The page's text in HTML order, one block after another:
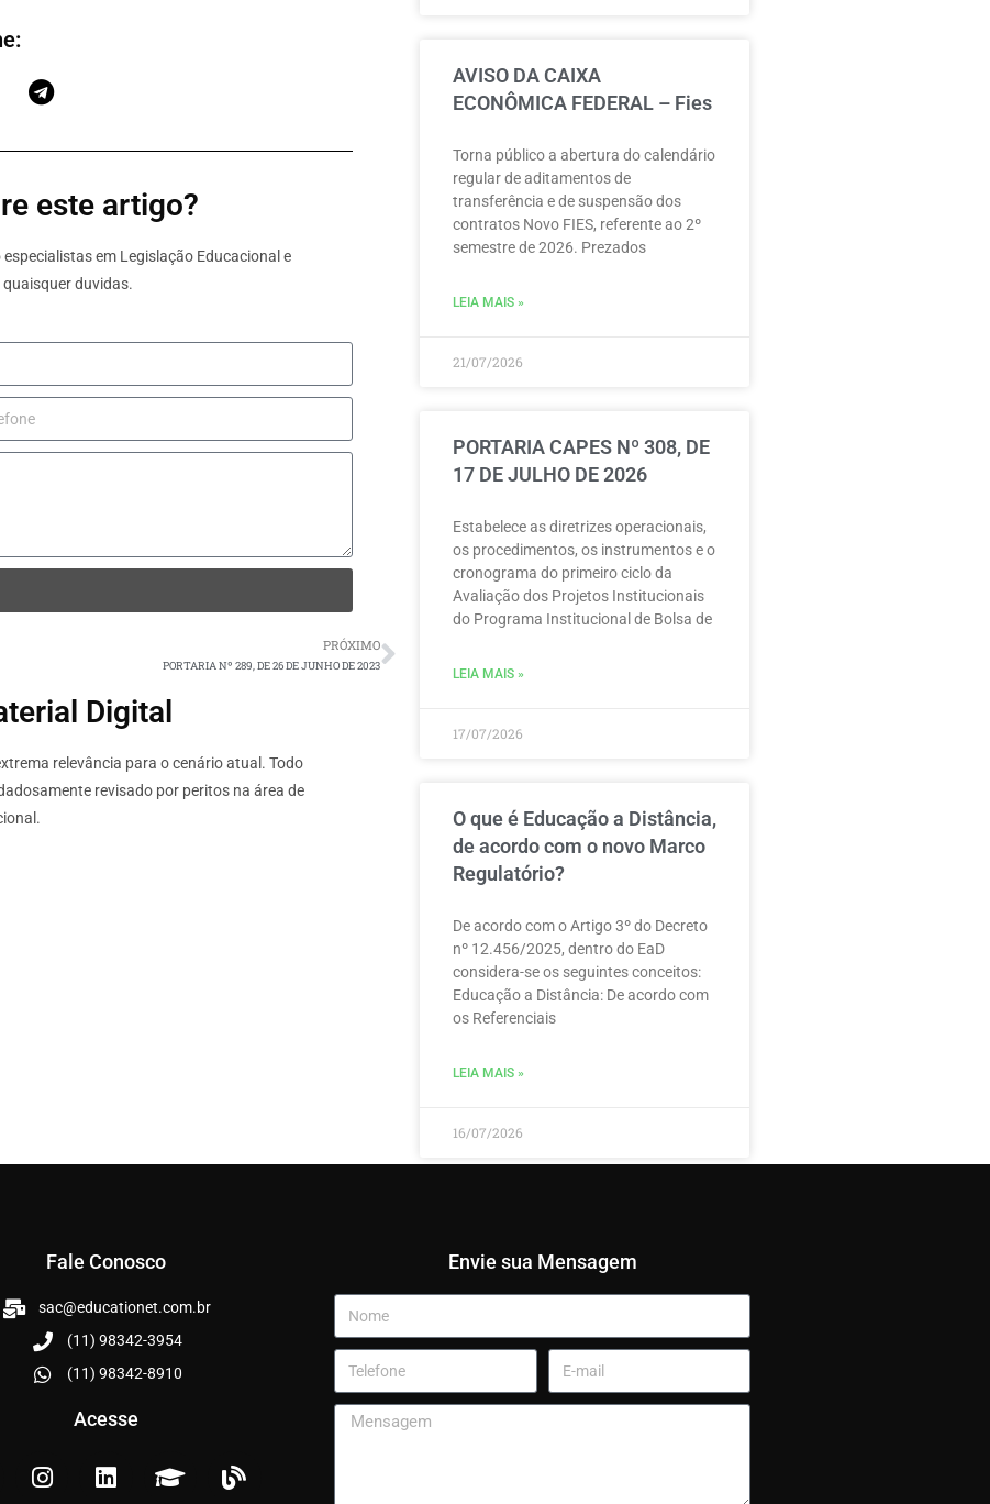
este artigo?
em Legislação Educacional e
duvidas.
PRÓXIMO
PORTARIA Nº 289, DE 26 DE JUNHO DE 2023
Digital
relevância para o cenário atual. Todo
revisado por peritos na área de
AVISO DA CAIXA
ECONÔMICA FEDERAL – Fies
Torna público a abertura do calendário
regular de aditamentos de
transferência e de suspensão dos
contratos Novo FIES, referente ao 2º
semestre de 2026. Prezados
LEIA MAIS »
21/07/2026
PORTARIA CAPES Nº 308, DE
17 DE JULHO DE 2026
Estabelece as diretrizes operacionais,
os procedimentos, os instrumentos e o
cronograma do primeiro ciclo da
Avaliação dos Projetos Institucionais
do Programa Institucional de Bolsa de
LEIA MAIS »
17/07/2026
O que é Educação a Distância,
de acordo com o novo Marco
Regulatório?
De acordo com o Artigo 3º do Decreto
nº 12.456/2025, dentro do EaD
considera-se os seguintes conceitos:
Educação a Distância: De acordo com
os Referenciais
LEIA MAIS »
16/07/2026
Fale Conosco
sac@educationet.com.br
(11) 98342-3954
(11) 98342-8910
Acesse
Envie sua Mensagem